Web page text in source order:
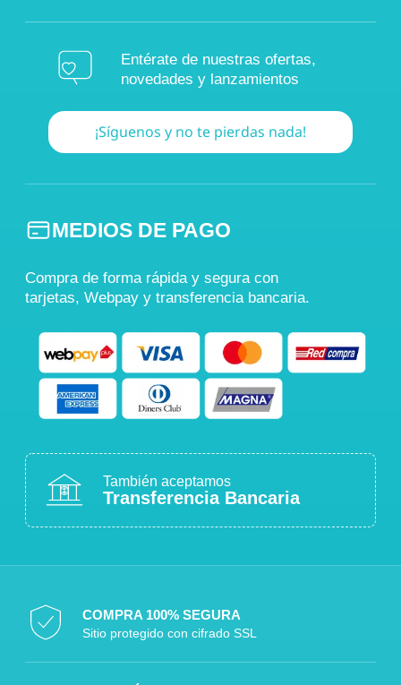
Entérate de nuestras ofertas,
novedades y lanzamientos
¡Síguenos y no te pierdas nada!
MEDIOS DE PAGO
Compra de forma rápida y segura con
tarjetas, Webpay y transferencia bancaria.
También aceptamos
Transferencia Bancaria
COMPRA 100% SEGURA
Sitio protegido con cifrado SSL